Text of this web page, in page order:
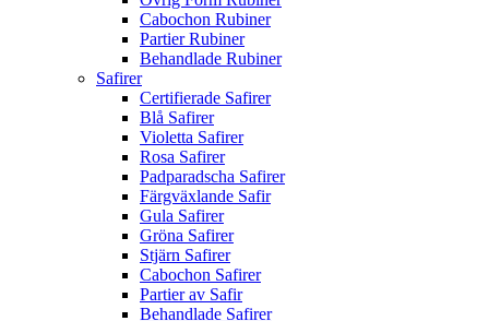
Cabochon Rubiner
Partier Rubiner
Behandlade Rubiner
Safirer
Certifierade Safirer
Blå Safirer
Violetta Safirer
Rosa Safirer
Padparadscha Safirer
Färgväxlande Safir
Gula Safirer
Gröna Safirer
Stjärn Safirer
Cabochon Safirer
Partier av Safir
Behandlade Safirer